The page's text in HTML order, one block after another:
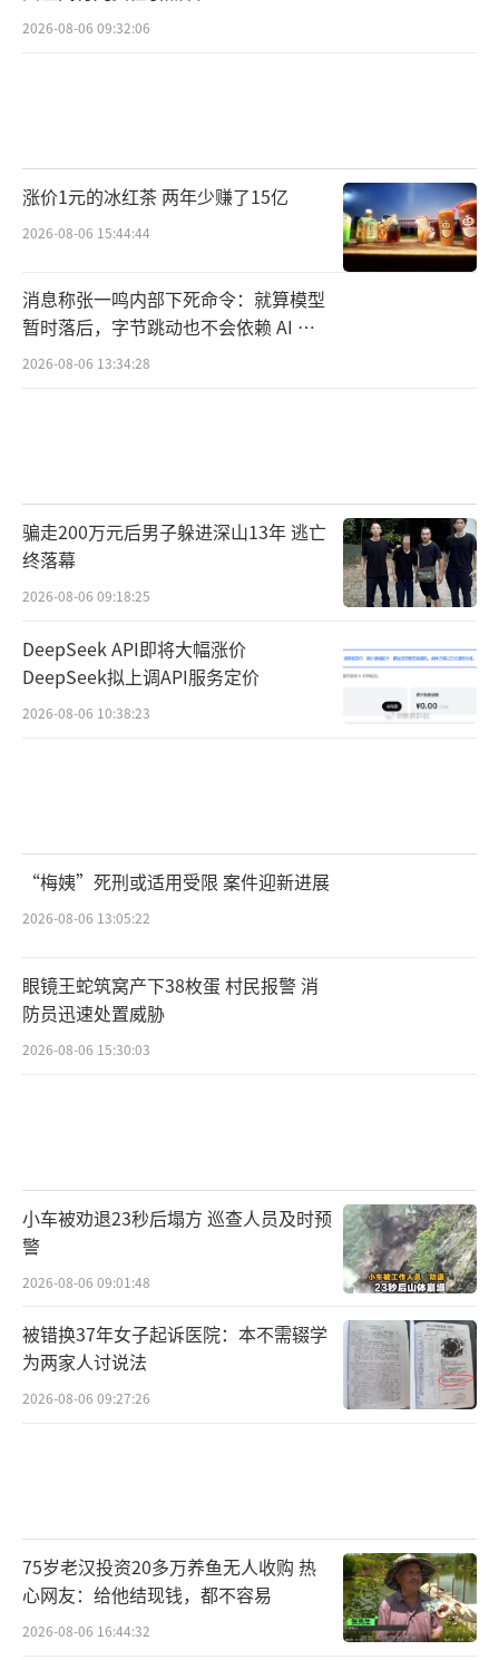
2026-08-06 09:32:06
涨价1元的冰红茶 两年少赚了15亿
2026-08-06 15:44:44
消息称张一鸣内部下死命令：就算模型
暂时落后，字节跳动也不会依赖 AI 蒸
馏技术
2026-08-06 13:34:28
骗走200万元后男子躲进深山13年 逃亡
终落幕
2026-08-06 09:18:25
DeepSeek API即将大幅涨价
DeepSeek拟上调API服务定价
2026-08-06 10:38:23
“梅姨”死刑或适用受限 案件迎新进展
2026-08-06 13:05:22
眼镜王蛇筑窝产下38枚蛋 村民报警 消
防员迅速处置威胁
2026-08-06 15:30:03
小车被劝退23秒后塌方 巡查人员及时预
警
2026-08-06 09:01:48
被错换37年女子起诉医院：本不需辍学
为两家人讨说法
2026-08-06 09:27:26
75岁老汉投资20多万养鱼无人收购 热
心网友：给他结现钱，都不容易
2026-08-06 16:44:32